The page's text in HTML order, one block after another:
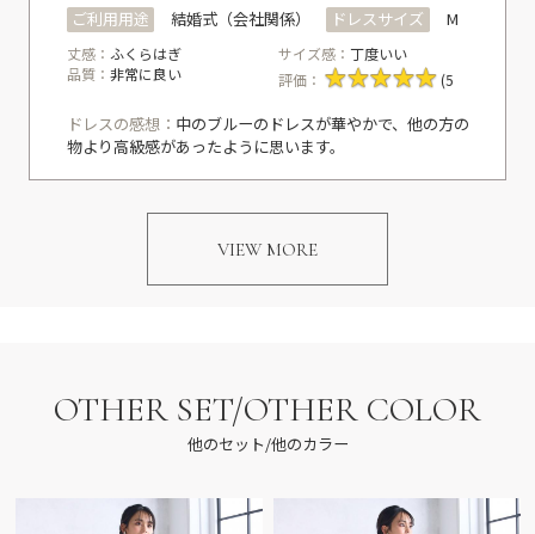
ご利用用途 結婚式（会社関係） ドレスサイズ M
丈感： ふくらはぎ サイズ感：丁度いい
品質： 非常に良い 評価： (5
ドレスの感想： 中のブルーのドレスが華やかで、他の方の
物より高級感があったように思います。
VIEW MORE
OTHER SET/OTHER COLOR
他のセット/他のカラー